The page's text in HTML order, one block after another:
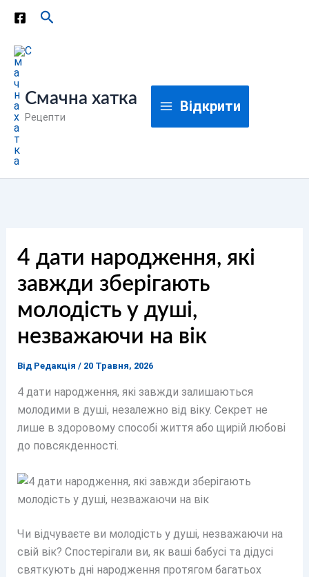
Перейти
вмісту
Пошук
Смачна хатка
Рецепти
Відкрити
4 дати народження, які
завжди зберігають
молодість у душі,
незважаючи на вік
Від Редакція / 20 Травня, 2026
4 дати народження, які завжди залишаються
молодими в душі, незалежно від віку. Секрет не
лише в здоровому способі життя або щирій любові
до повсякденності.
Чи відчуваєте ви молодість у душі, незважаючи на
свій вік? Спостерігали ви, як ваші бабусі та дідусі
святкують дні народження протягом багатьох